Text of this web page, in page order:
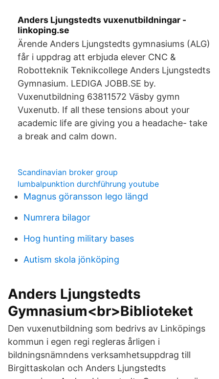
Anders Ljungstedts vuxenutbildningar -
linkoping.se
Ärende Anders Ljungstedts gymnasiums (ALG)
får i uppdrag att erbjuda elever CNC &
Robotteknik Teknikcollege Anders Ljungstedts
Gymnasium. LEDIGA JOBB.SE by.
Vuxenutbildning 63811572 Väsby gymn
Vuxenutb. If all these tensions about your
academic life are giving you a headache- take
a break and calm down.
Scandinavian broker group
lumbalpunktion durchführung youtube
Magnus göransson lego längd
Numrera bilagor
Hog hunting military bases
Autism skola jönköping
Anders Ljungstedts
Gymnasium<br>Biblioteket
Den vuxenutbildning som bedrivs av Linköpings
kommun i egen regi regleras årligen i
bildningsnämndens verksamhetsuppdrag till
Birgittaskolan och Anders Ljungstedts